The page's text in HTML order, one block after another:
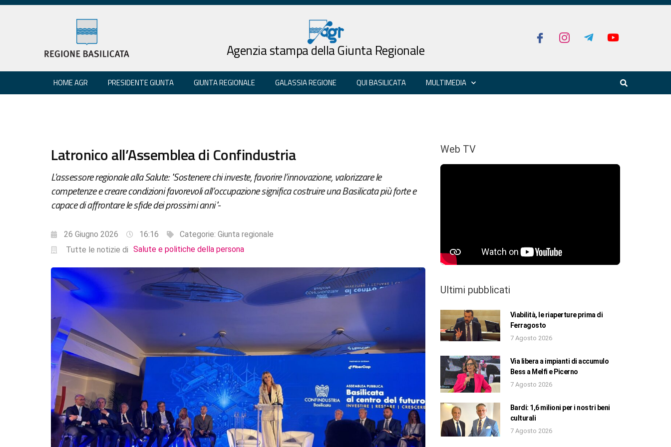
Agenzia stampa della Giunta Regionale
HOME AGR PRESIDENTE GIUNTA GIUNTA REGIONALE GALASSIA REGIONE QUI BASILICATA MULTIMEDIA
Latronico all’Assemblea di Confindustria
L'assessore regionale alla Salute: "Sostenere chi investe, favorire l’innovazione, valorizzare le
competenze e creare condizioni favorevoli all’occupazione significa costruire una Basilicata più forte e
capace di affrontare le sfide dei prossimi anni"-
26 Giugno 2026 16:16 Categorie: Giunta regionale
Tutte le notizie di Salute e politiche della persona
Web TV
Ultimi pubblicati
Viabilità, le riaperture prima di
Ferragosto
7 Agosto 2026
Via libera a impianti di accumulo
Bess a Melfi e Picerno
7 Agosto 2026
Bardi: 1,6 milioni per i nostri beni
culturali
7 Agosto 2026